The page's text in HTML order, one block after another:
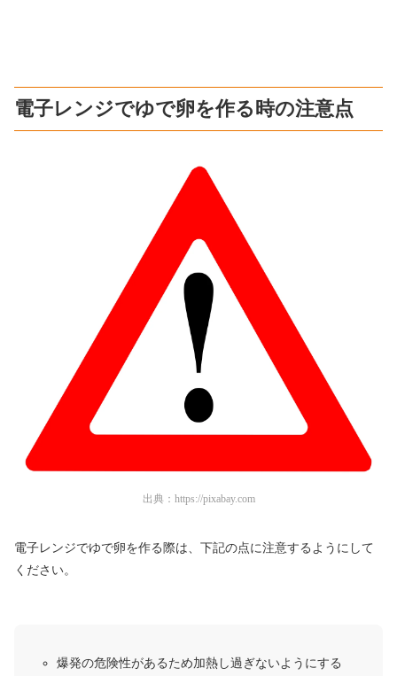
電子レンジでゆで卵を作る時の注意点
出典： https://pixabay.com
電子レンジでゆで卵を作る際は、下記の点に注意するようにして
ください。
爆発の危険性があるため加熱し過ぎないようにする